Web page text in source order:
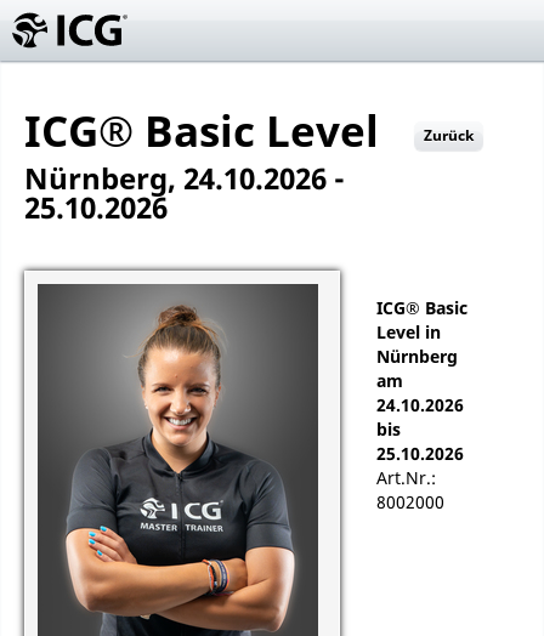
ICG® Basic Level Zurück
Nürnberg, 24.10.2026 -
25.10.2026
ICG® Basic
Level in
Nürnberg
am
24.10.2026
bis
25.10.2026
Art.Nr.:
8002000